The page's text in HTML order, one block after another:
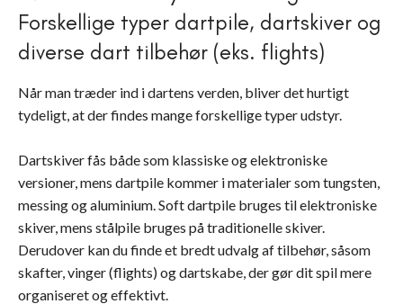
Forskellige typer dartpile, dartskiver og
diverse dart tilbehør (eks. flights)
Når man træder ind i dartens verden, bliver det hurtigt
tydeligt, at der findes mange forskellige typer udstyr.
Dartskiver fås både som klassiske og elektroniske
versioner, mens dartpile kommer i materialer som tungsten,
messing og aluminium. Soft dartpile bruges til elektroniske
skiver, mens stålpile bruges på traditionelle skiver.
Derudover kan du finde et bredt udvalg af tilbehør, såsom
skafter, vinger (flights) og dartskabe, der gør dit spil mere
organiseret og effektivt.